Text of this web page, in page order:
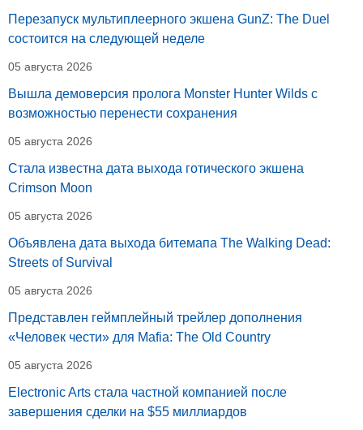
Перезапуск мультиплеерного экшена GunZ: The Duel
состоится на следующей неделе
05 августа 2026
Вышла демоверсия пролога Monster Hunter Wilds с
возможностью перенести сохранения
05 августа 2026
Стала известна дата выхода готического экшена
Crimson Moon
05 августа 2026
Объявлена дата выхода битемапа The Walking Dead:
Streets of Survival
05 августа 2026
Представлен геймплейный трейлер дополнения
«Человек чести» для Mafia: The Old Country
05 августа 2026
Electronic Arts стала частной компанией после
завершения сделки на $55 миллиардов